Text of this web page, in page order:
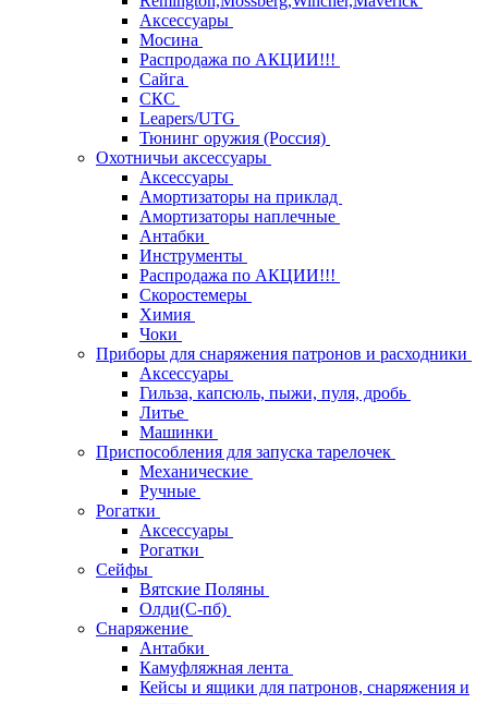
Аксессуары
Мосина
Распродажа по АКЦИИ!!!
Сайга
СКС
Leapers/UTG
Тюнинг оружия (Россия)
Охотничьи аксессуары
Аксессуары
Амортизаторы на приклад
Амортизаторы наплечные
Антабки
Инструменты
Распродажа по АКЦИИ!!!
Скоростемеры
Химия
Чоки
Приборы для снаряжения патронов и расходники
Аксессуары
Гильза, капсюль, пыжи, пуля, дробь
Литье
Машинки
Приспособления для запуска тарелочек
Механические
Ручные
Рогатки
Аксессуары
Рогатки
Сейфы
Вятские Поляны
Олди(С-пб)
Снаряжение
Антабки
Камуфляжная лента
Кейсы и ящики для патронов, снаряжения и